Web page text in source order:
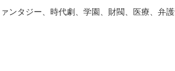
ンタジー、時代劇、学園、財閥、医療、弁